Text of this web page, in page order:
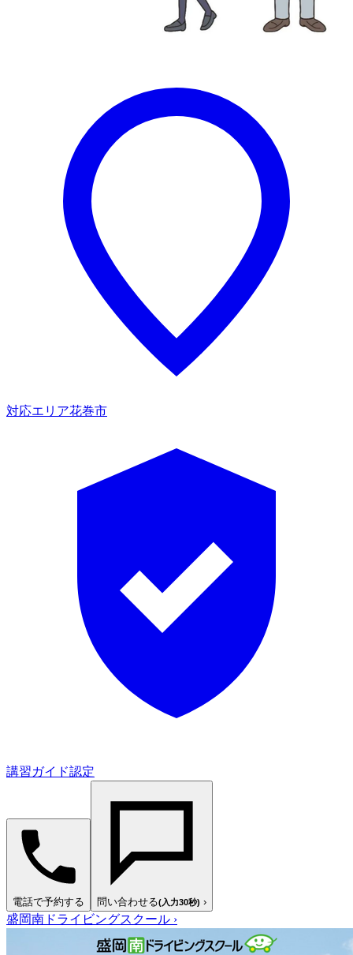
対応エリア花巻市
講習ガイド認定
電話で予約する 問い合わせる(入力30秒) ›
盛岡南ドライビングスクール ›